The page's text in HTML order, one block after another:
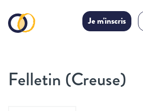
Je m'inscris
Felletin (Creuse)